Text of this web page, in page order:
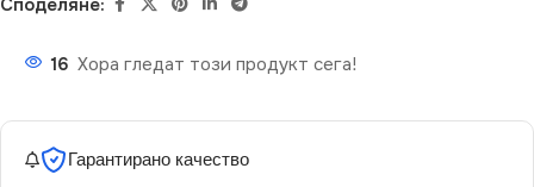
16 Хора гледат този продукт сега!
Гарантирано качество